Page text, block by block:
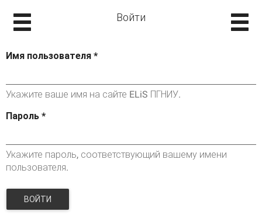
Войти
Имя пользователя *
Укажите ваше имя на сайте ELiS ПГНИУ.
Пароль *
Укажите пароль, соответствующий вашему имени
пользователя.
ВОЙТИ